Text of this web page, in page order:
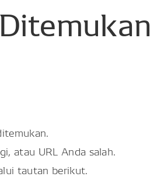
Ditemukan
atau URL Anda salah.
tautan berikut.